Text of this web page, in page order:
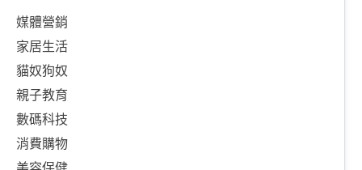
媒體營銷
家居生活
貓奴狗奴
親子教育
數碼科技
消費購物